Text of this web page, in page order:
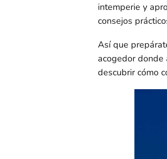
intemperie y
consejos
Así que
acogedor donde
descubrir cómo